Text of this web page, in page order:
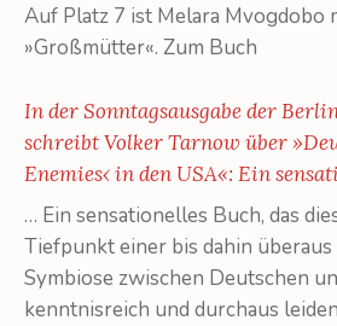
Auf Platz 7 ist Melara Mvogdobo
»Großmütter«. Zum Buch
In der Sonntagsausgabe der
schreibt Volker Tarnow über
Enemies‹ in den USA«: Ein
… Ein sensationelles Buch, das
Tiefpunkt einer bis dahin
Symbiose zwischen Deutschen
kenntnisreich und durchaus